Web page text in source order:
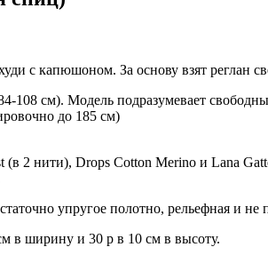
с капюшоном. За основу взят реглан
108 см). Модель подразумевает
до 185 см)
2 нити), Drops Cotton Merino и Lana
упругое полотно, рельефная и не
в ширину и 30 р в 10 см в высоту.